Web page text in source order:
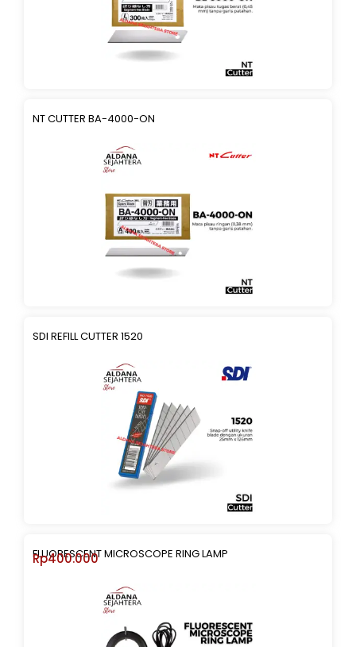
NT CUTTER BA-4000-ON
SDI REFILL CUTTER 1520
FLUORESCENT MICROSCOPE RING LAMP
Rp400.000